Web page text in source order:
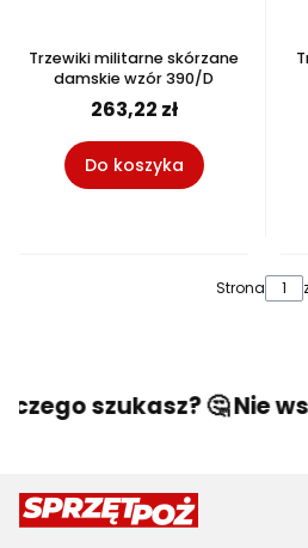
Trzewiki militarne skórzane
damskie wzór 390/D
263,22 zł
Do koszyka
Strona
szukasz? 🤔 Nie